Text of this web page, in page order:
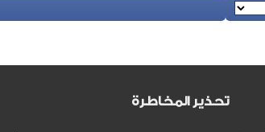
تحذير المخاطرة